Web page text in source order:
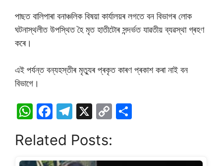
পাছত বালিপাৰা বনাঞ্চলিক বিষয়া কাৰ্যালয়ৰ লগতে বন বিভাগৰ লোক
ঘটনাস্থলীত উপস্থিত হৈ মৃত হাতীটোৰ সন্দৰ্ভত যাৱতীয় ব্যৱস্থা গ্ৰহণ
কৰে।
এই পৰ্যন্ত বন্যহস্তীৰ মৃত্যুৰ প্ৰকৃত কাৰণ প্ৰকাশ কৰা নাই বন
বিভাগে।
W
at
s
F
c
e
T
e
gr
X
C
y e
Related Posts: